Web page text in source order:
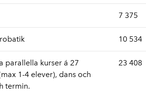
7 375
10 534
parallella kurser á 27
1-4 elever), dans och
termin.
23 408